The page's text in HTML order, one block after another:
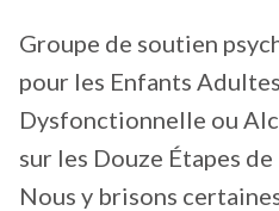
Groupe de soutien
pour les Enfants
Dysfonctionnelle ou
sur les Douze Étapes
Nous y brisons